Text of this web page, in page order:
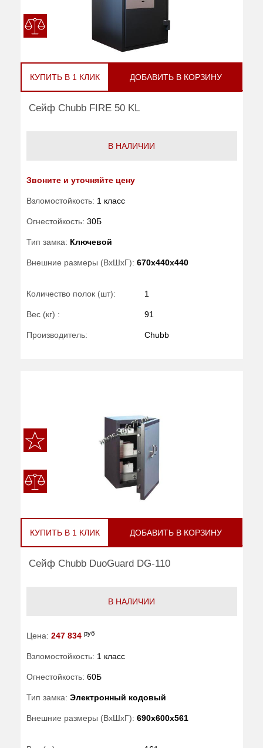
КУПИТЬ В 1 КЛИК ДОБАВИТЬ В КОРЗИНУ
Сейф Chubb FIRE 50 KL
В НАЛИЧИИ
Звоните и уточняйте цену
Взломостойкость: 1 класс
Огнестойкость: 30Б
Тип замка: Ключевой
Внешние размеры (ВхШхГ): 670x440x440
Количество полок (шт): 1
Вес (кг) : 91
Производитель: Chubb
КУПИТЬ В 1 КЛИК ДОБАВИТЬ В КОРЗИНУ
Сейф Chubb DuoGuard DG-110
В НАЛИЧИИ
Цена: 247 834 руб
Взломостойкость: 1 класс
Огнестойкость: 60Б
Тип замка: Электронный кодовый
Внешние размеры (ВхШхГ): 690x600x561